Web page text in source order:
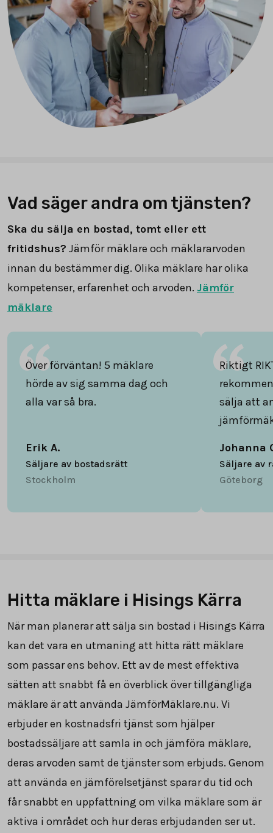
Vad säger andra om tjänsten?
Ska du sälja en bostad, tomt eller ett
fritidshus? Jämför mäklare och mäklararvoden
innan du bestämmer dig. Olika mäklare har olika
kompetenser, erfarenhet och arvoden. Jämför
mäklare
Över förväntan! 5 mäklare
hörde av sig samma dag och
alla var så bra.
Erik A.
Säljare av bostadsrätt
Stockholm
Riktigt
sälja att
Johanna
Säljare av
Göteborg
Hitta mäklare i Hisings Kärra
När man planerar att sälja sin bostad i Hisings Kärra
kan det vara en utmaning att hitta rätt mäklare
som passar ens behov. Ett av de mest effektiva
sätten att snabbt få en överblick över tillgängliga
mäklare är att använda JämförMäklare.nu. Vi
erbjuder en kostnadsfri tjänst som hjälper
bostadssäljare att samla in och jämföra mäklare,
deras arvoden samt de tjänster som erbjuds. Genom
att använda en jämförelsetjänst sparar du tid och
får snabbt en uppfattning om vilka mäklare som är
aktiva i området och hur deras erbjudanden ser ut.